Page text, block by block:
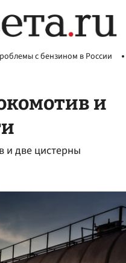
с бензином в России
и
и две цистерны